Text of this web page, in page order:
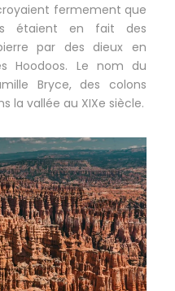
fermement que
étaient en fait des
par des dieux en
Hoodoos. Le nom du
Bryce, des colons
la vallée au XIXe siècle.